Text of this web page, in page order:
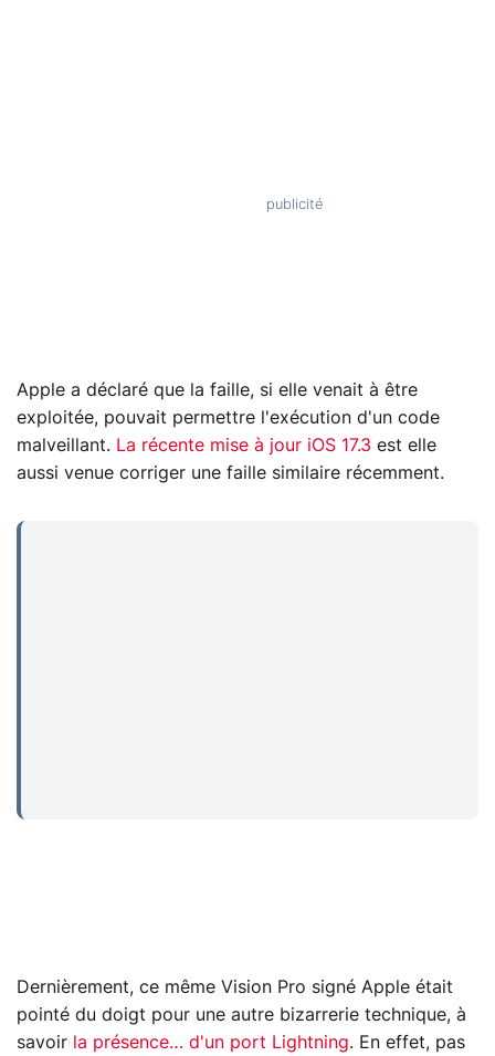
Apple a déclaré que la faille, si elle venait à être
exploitée, pouvait permettre l'exécution d'un code
malveillant. La récente mise à jour iOS 17.3 est elle
aussi venue corriger une faille similaire récemment.
Dernièrement, ce même Vision Pro signé Apple était
pointé du doigt pour une autre bizarrerie technique, à
savoir la présence… d'un port Lightning. En effet, pas